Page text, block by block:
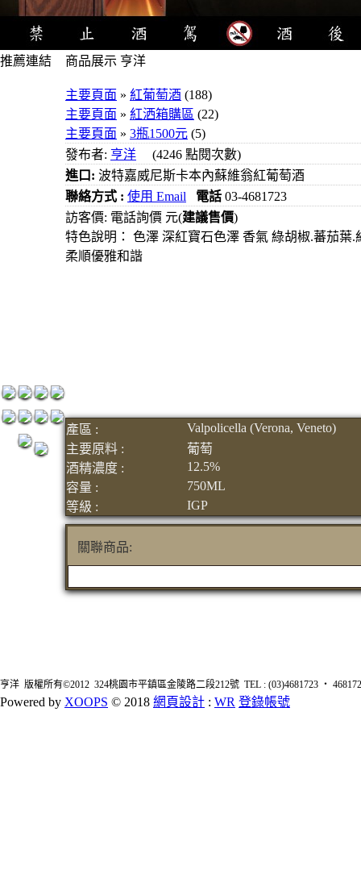
推薦連結 商品展示 亨洋
主要頁面 » 紅葡萄酒 (188)
主要頁面 » 紅洒箱購區 (22)
主要頁面 » 3瓶1500元 (5)
發布者: 亨洋 (4246 點閱次數)
進口: 波特嘉威尼斯卡本內蘇維翁紅葡萄酒
聯絡方式 : 使用 Email 電話 03-4681723
訪客價: 電話詢價 元(建議售價)
特色說明： 色澤 深紅寶石色澤 香氣 綠胡椒.蕃茄葉
柔順優雅和諧
產區 :
Valpolicella (Verona, Veneto)
主要原料 :
葡萄
酒精濃度 :
12.5%
容量 :
750ML
等級 :
IGP
關聯商品:
亨洋 版權所有©2012 324桃園市平鎮區金陵路二段212號 TEL : (03)4681723 ‧
Powered by XOOPS © 2018 網頁設計 : WR 登錄帳號